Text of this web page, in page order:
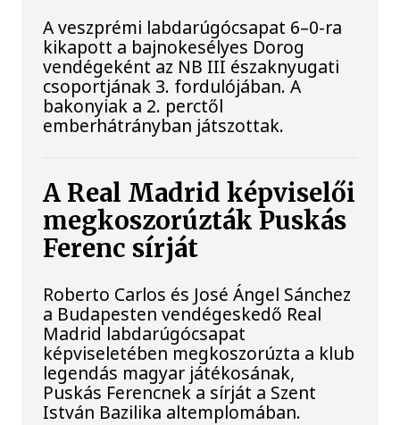
A veszprémi labdarúgócsapat 6–0-ra
kikapott a bajnokesélyes Dorog
vendégeként az NB III északnyugati
csoportjának 3. fordulójában. A
bakonyiak a 2. perctől
emberhátrányban játszottak.
A Real Madrid képviselői
megkoszorúzták Puskás
Ferenc sírját
Roberto Carlos és José Ángel Sánchez
a Budapesten vendégeskedő Real
Madrid labdarúgócsapat
képviseletében megkoszorúzta a klub
legendás magyar játékosának,
Puskás Ferencnek a sírját a Szent
István Bazilika altemplomában.